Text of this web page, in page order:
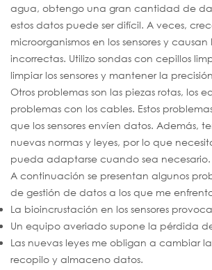
agua, obtengo una gran cantidad de
estos datos puede ser difícil. A veces,
microorganismos en los sensores y causan
incorrectas. Utilizo sondas con cepillos
limpiar los sensores y mantener la
Otros problemas son las piezas rotas, los
problemas con los cables. Estos
que los sensores envíen datos. Además,
nuevas normas y leyes, por lo que
pueda adaptarse cuando sea necesario.
A continuación se presentan algunos
de gestión de datos a los que me
La bioincrustación en los sensores
Un equipo averiado supone la pérdida
Las nuevas leyes me obligan a cambiar
recopilo y almaceno datos.